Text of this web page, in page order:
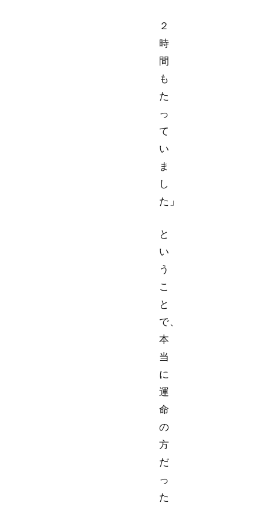
２
時
間
も
た
っ
て
い
ま
し
た」
と
い
う
こ
と
で、
本
当
に
運
命
の
方
だ
っ
た